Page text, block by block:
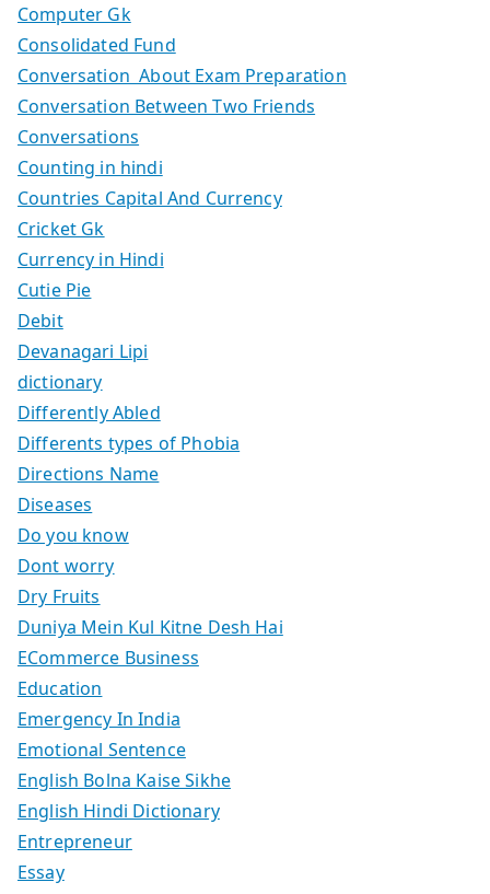
Computer Gk
Consolidated Fund
Conversation About Exam Preparation
Conversation Between Two Friends
Conversations
Counting in hindi
Countries Capital And Currency
Cricket Gk
Currency in Hindi
Cutie Pie
Debit
Devanagari Lipi
dictionary
Differently Abled
Differents types of Phobia
Directions Name
Diseases
Do you know
Dont worry
Dry Fruits
Duniya Mein Kul Kitne Desh Hai
ECommerce Business
Education
Emergency In India
Emotional Sentence
English Bolna Kaise Sikhe
English Hindi Dictionary
Entrepreneur
Essay